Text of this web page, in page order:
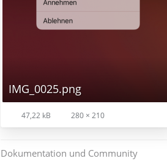
IMG_0025.png
47,22 kB 280 × 210
Dokumentation und Community